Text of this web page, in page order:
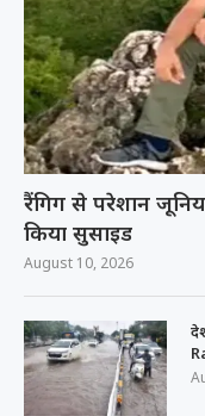
रैंगिग से परेशान
किया सुसाइड
August 10, 2026